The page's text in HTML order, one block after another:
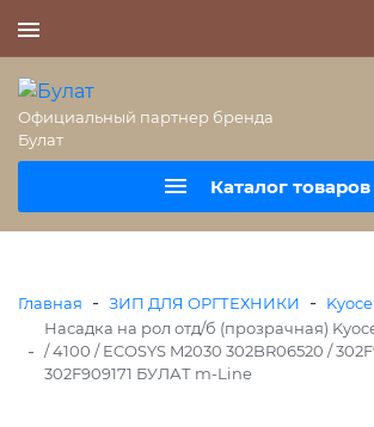
Официальный партнер бренда
Булат
Каталог товаров
Главная - ЗИП ДЛЯ ОРГТЕХНИКИ -
-
Насадка на рол отд/б (прозрачная)
/ 4100 / ECOSYS M2030 302BR06520 /
302F909171 БУЛАТ m-Line